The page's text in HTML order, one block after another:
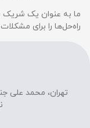
ما به عنوان یک شریک
راه‌حل‌ها را برای
تهران، محمد علی